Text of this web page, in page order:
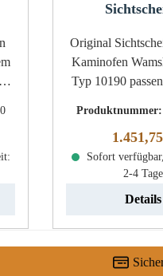
Original Sichtscheibe
Kaminofen
Typ 10190 passend für 9kW
Ofenglas,
(B/L/H) 600 mm
5 mm
Material Glas
gebogen mit
Produktnummer:
Sofort
2-4 Tage
Details